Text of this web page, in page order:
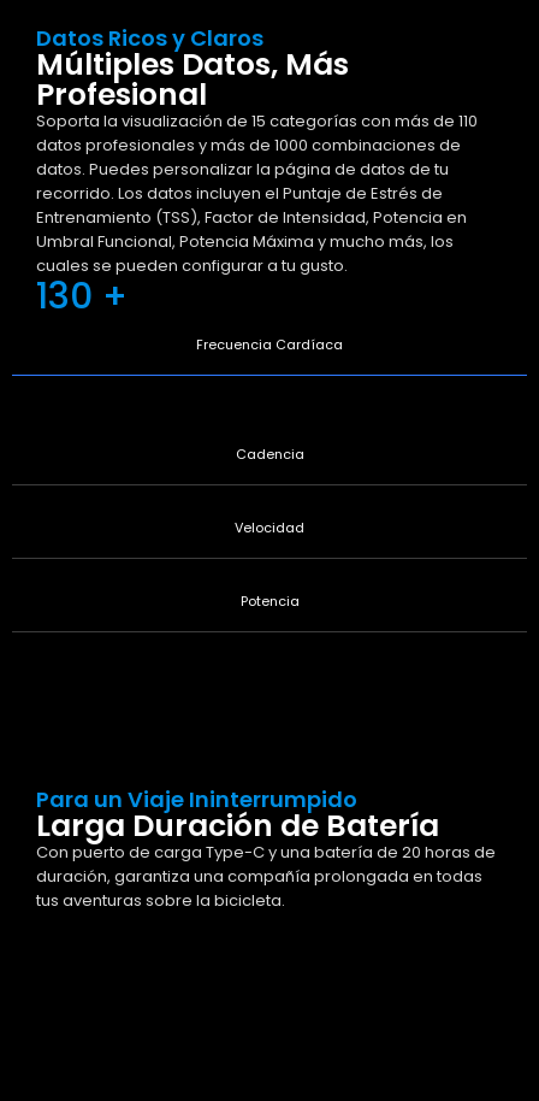
Datos Ricos y Claros
Múltiples Datos, Más
Profesional
Soporta la visualización de 15 categorías con más de 110
datos profesionales y más de 1000 combinaciones de
datos. Puedes personalizar la página de datos de tu
recorrido. Los datos incluyen el Puntaje de Estrés de
Entrenamiento (TSS), Factor de Intensidad, Potencia en
Umbral Funcional, Potencia Máxima y mucho más, los
cuales se pueden configurar a tu gusto.
130 +
Frecuencia Cardíaca
Cadencia
Velocidad
Potencia
Para un Viaje Ininterrumpido
Larga Duración de Batería
Con puerto de carga Type-C y una batería de 20 horas de
duración, garantiza una compañía prolongada en todas
tus aventuras sobre la bicicleta.